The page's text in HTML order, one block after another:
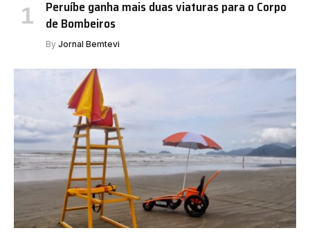
Peruíbe ganha mais duas viaturas para o Corpo
de Bombeiros
By Jornal Bemtevi